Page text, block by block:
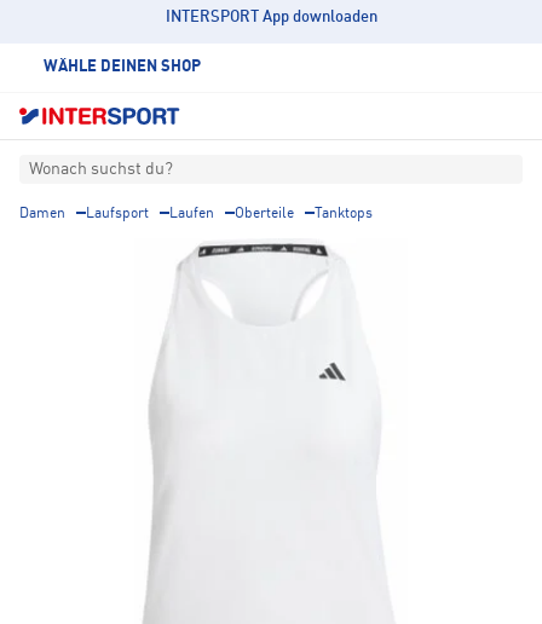
INTERSPORT App downloaden
WÄHLE DEINEN SHOP
Wonach suchst du?
Damen Laufsport Laufen Oberteile Tanktops